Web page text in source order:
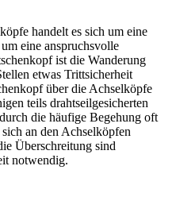
handelt es sich um eine
eine anspruchsvolle
ist die Wanderung
etwas Trittsicherheit
über die Achselköpfe
teils drahtseilgesicherten
die häufige Begehung oft
an den Achselköpfen
Überschreitung sind
notwendig.